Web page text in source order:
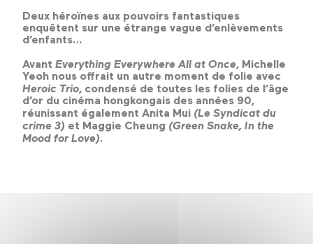
Deux héroïnes aux pouvoirs fantastiques
enquêtent sur une étrange vague d’enlèvements
d’enfants…
Avant Everything Everywhere All at Once, Michelle
Yeoh nous offrait un autre moment de folie avec
Heroic Trio, condensé de toutes les folies de l’âge
d’or du cinéma hongkongais des années 90,
réunissant également Anita Mui (Le Syndicat du
crime 3) et Maggie Cheung (Green Snake, In the
Mood for Love).